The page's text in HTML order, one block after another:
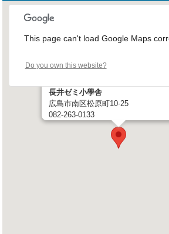
長井ゼミ小學舎
広島市南区松原町10-25
082-263-0133
This page can't load Google Maps
Do you own this website?